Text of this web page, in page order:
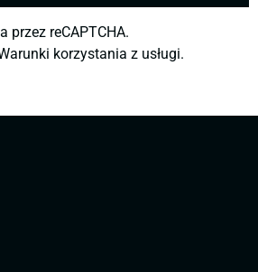
przez reCAPTCHA.
korzystania z usługi.